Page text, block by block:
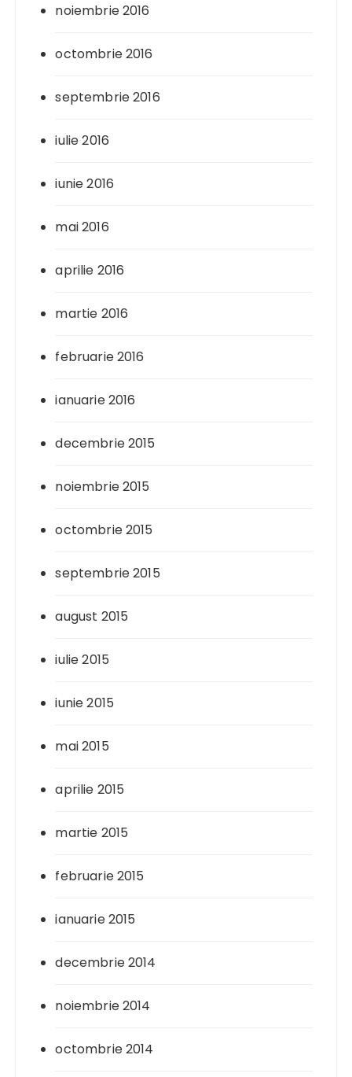
noiembrie 2016
octombrie 2016
septembrie 2016
iulie 2016
iunie 2016
mai 2016
aprilie 2016
martie 2016
februarie 2016
ianuarie 2016
decembrie 2015
noiembrie 2015
octombrie 2015
septembrie 2015
august 2015
iulie 2015
iunie 2015
mai 2015
aprilie 2015
martie 2015
februarie 2015
ianuarie 2015
decembrie 2014
noiembrie 2014
octombrie 2014